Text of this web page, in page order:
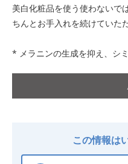
美白化粧品を使う使わないで
ちんとお手入れを続けていた
* メラニンの生成を抑え、シ
この情報は